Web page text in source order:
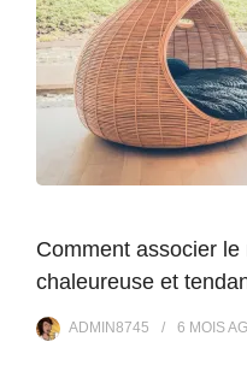
Comment associer
chaleureuse et
ADMIN8745 6 MOIS